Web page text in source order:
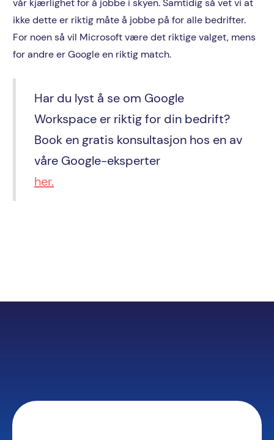
ikke dette er riktig måte å jobbe på for alle bedrifter.
For noen så vil Microsoft være det riktige valget, mens
for andre er Google en riktig match.
Har du lyst å se om Google
Workspace er riktig for din bedrift?
Book en gratis konsultasjon hos en av
våre Google-eksperter
her.